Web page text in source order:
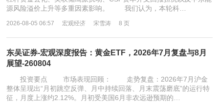
源风险溢价上升等多重因素影响。 我们认为，本轮科…
2026-08-05 06:57 宏观经济 宋雪涛 8 页
东吴证券-宏观深度报告：黄金ETF，2026年7月复盘与8月
展望-260804
投资要点 市场表现回顾： 走势复盘：2026年7月沪金
整体呈现出“月初跳空反弹、月中持续回落、月末震荡磨底”的运行特
征，月度上涨约2.12%。月初受美国6月非农远逊预期的…